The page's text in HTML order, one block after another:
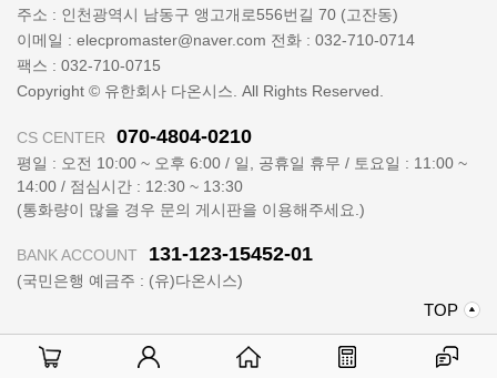
명
:
주소 : 인천광역시 남동구 앵고개로556번길 70 (고잔동)
이메일 : elecpromaster@naver.com 전화 : 032-710-0714
팩스 : 032-710-0715
Copyright © 유한회사 다온시스. All Rights Reserved.
CS CENTER 070-4804-0210
평일 : 오전 10:00 ~ 오후 6:00 / 일, 공휴일 휴무 / 토요일 : 11:00 ~
14:00 / 점심시간 : 12:30 ~ 13:30
(통화량이 많을 경우 문의 게시판을 이용해주세요.)
BANK ACCOUNT 131-123-15452-01
(국민은행 예금주 : (유)다온시스)
TOP위
로
가